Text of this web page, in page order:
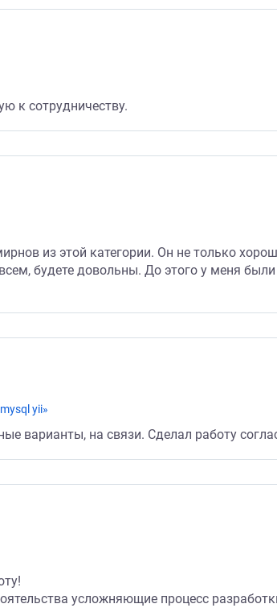
к сотрудничеству.
из этой категории. Он не только
будете довольны. До этого у меня
yii»
варианты, на связи. Сделал работу
усложняющие процесс